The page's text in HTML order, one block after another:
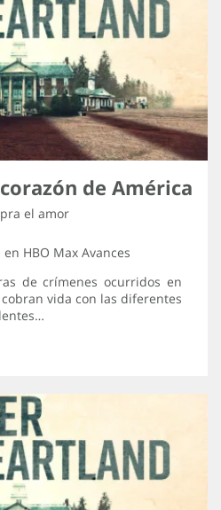
de América
el amor
en HBO Max Avances
de crímenes ocurridos en
vida con las diferentes